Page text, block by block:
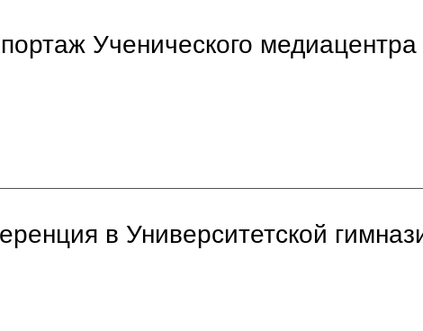
Ученического медиацентра
в Университетской